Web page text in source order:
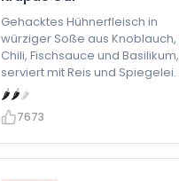
Gehacktes Hühnerfleisch in
würziger Soße aus Knoblauch,
Chili, Fischsauce und Basilikum,
serviert mit Reis und Spiegelei.
🌶🌶🌶
7673